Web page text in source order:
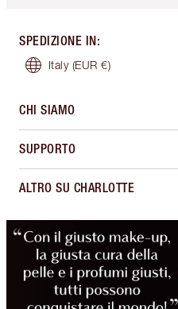
SPEDIZIONE IN:
Italy (EUR €)
CHI SIAMO
SUPPORTO
ALTRO SU CHARLOTTE